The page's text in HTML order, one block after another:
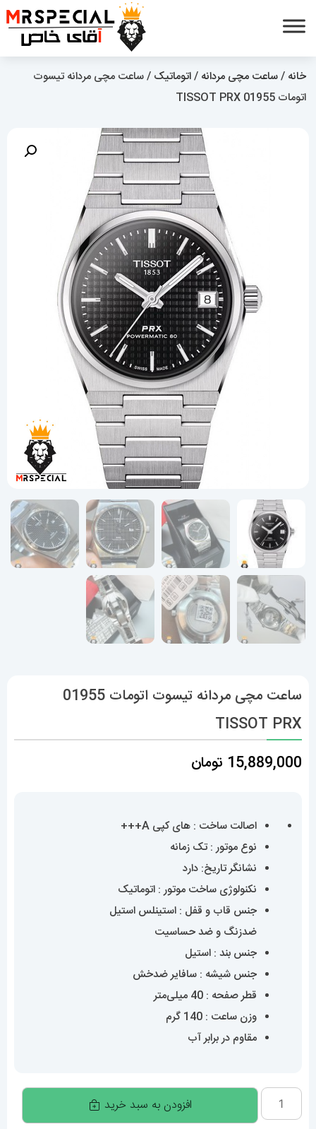
خانه /ساعت مچی مردانه /اتوماتیک / ساعت مچی مردانه تیسوت
اتومات 01955 TISSOT PRX
ساعت مچی مردانه تیسوت اتومات 01955
TISSOT PRX
15,889,000 تومان
اصالت ساخت : های کپی A+++
نوع موتور : تک زمانه
نشانگر تاریخ: دارد
نکنولوژی ساخت موتور : اتوماتیک
جنس قاب و قفل : استینلس استیل
ضدزنگ و ضد حساسیت
جنس بند : استیل
جنس شیشه : سافایر ضدخش
قطر صفحه : 40 میلی‌متر
وزن ساعت : 140 گرم
مقاوم در برابر آب
ساعت
مچی
افزودن به سبد خرید